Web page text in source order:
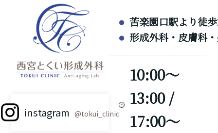
instagram @tokui_clinic
苦楽園口駅より徒
形成外科・皮膚科
10:00～
13:00 /
17:00～